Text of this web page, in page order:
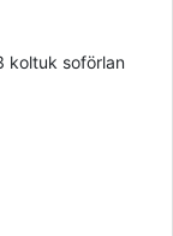
koltuk soförlan